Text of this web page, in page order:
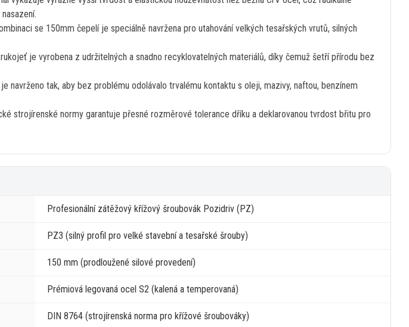
se 150mm čepelí je speciálně navržena pro utahování velkých tesařských vrutů, silných
rukojeť je vyrobena z udržitelných a snadno recyklovatelných materiálů, díky čemuž šetří přírodu bez
je navrženo tak, aby bez problému odolávalo trvalému kontaktu s oleji, mazivy, naftou, benzínem
strojírenské normy garantuje přesné rozměrové tolerance dříku a deklarovanou tvrdost břitu pro
Profesionální zátěžový křížový šroubovák Pozidriv (PZ)
PZ3 (silný profil pro velké stavebnía tesařské šrouby)
150 mm (prodloužené silové provedení)
Prémiová legovaná ocel S2 (kalená a temperovaná)
DIN 8764 (strojírenská norma pro křížové šroubováky)